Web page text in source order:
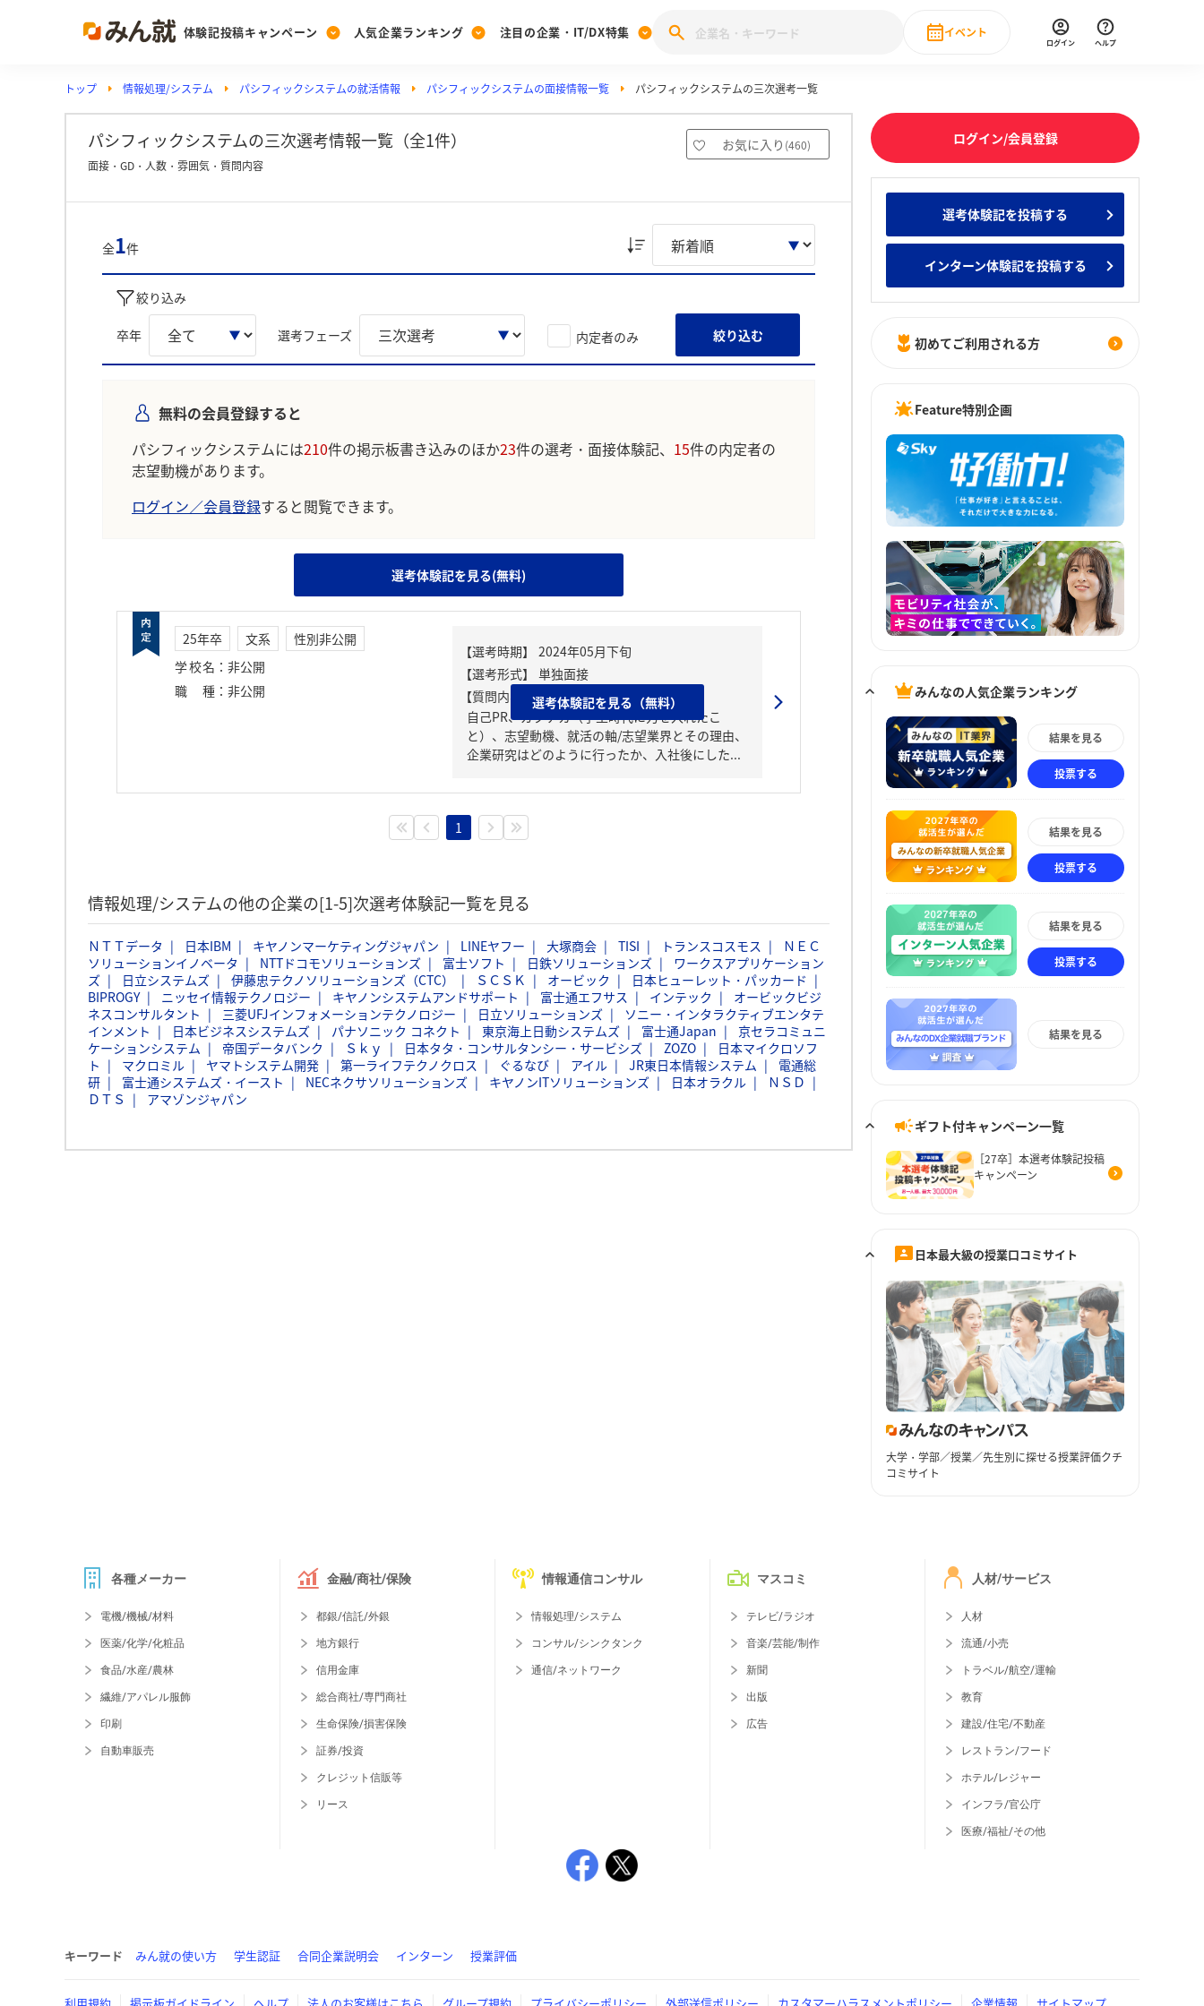
体験記投稿キャンペーン
Post
投稿する
[27卒] 本選考体験記投稿キャンペーン
人気企業ランキング
Ranking
ランキングを見る
Vote みんなの新卒就職人気企業ランキング みんなのインターン人気企業ランキ
注目の企業・IT/DX特集
PickUp
注目の企業特集
28卒 IT・DX現場社員インタビュー
イベント
直近のイベント一覧
ログイン ヘルプ
トップ 情報処理/システム パシフィックシステムの就活情報 パシフィックシステムの面接情報一覧 パシフィックシステムの三次選考一覧
パシフィックシステムの三次選考情報一覧（全1件） お気に入り (460)
面接・GD・人数・雰囲気・質問内容
全1件
絞り込み
卒年 選考フェーズ 内定者のみ 絞り込む
無料の会員登録すると
パシフィックシステムには210件の掲示板書き込みのほか23件の選考・面接体験記、 15件の内定者の
志望動機があります。
ログイン／会員登録すると閲覧できます。
選考体験記を見る(無料)
25年卒 文系
性別非公開
学校名 ： 非公開
職種 ： 非公開
【質問内容・課題】
自己PR、ガクチカ（学生時代に力を入れたこ
と）、志望動機、就活の軸/志望業界とその理由、
企業研究はどのように行ったか、入社後にした...
選考体験記を見る（無料）
1
情報処理/システムの他の企業の[1-5]次選考体験記一覧を見る
ＮＴＴデータ 日本IBM キヤノンマーケティングジャパン LINEヤフー 大塚商会 TISI トランスコスモス
ＮＥＣ
ソリューションイノベータ
NTTドコモソリューションズ 富士ソフト 日鉄ソリューションズ
ワークスアプリケーション
ズ
日立システムズ 伊藤忠テクノソリューションズ（CTC） ＳＣＳＫ オービック
日本ヒューレット・パッカード
BIPROGY
ニッセイ情報テクノロジー キヤノンシステムアンドサポート 富士通エフサス インテック
オービックビジ
ネスコンサルタント
三菱UFJインフォメーションテクノロジー 日立ソリューションズ
ソニー・インタラクティブエンタテ
インメント
日本ビジネスシステムズ パナソニック コネクト 東京海上日動システムズ 富士通Japan
京セラコミュニ
ケーションシステム
帝国データバンク Ｓｋｙ 日本タタ・コンサルタンシー・サービシズ ZOZO
日本マイクロソフ
ト
マクロミル ヤマトシステム開発 第一ライフテクノクロス ぐるなび アイル JR東日本情報システム
電通総
研
富士通システムズ・イースト NECネクサソリューションズ キヤノンITソリューションズ 日本オラクル
ＮＳＤ
ＤＴＳ
アマゾンジャパン
ログイン/会員登録
選考体験記を投稿する
インターン体験記を投稿する
初めてご利用される方
Feature特別企画
みんなの人気企業ランキング
結果を見る
投票する
結果を見る
投票する
結果を見る
投票する
結果を見る
ギフト付キャンペーン一覧
［27卒］本選考体験記投稿
キャンペーン
日本最大級の授業口コミサイト
大学・学部／授業／先生別に探せる授業評価クチ
コミサイト
各種メーカー
電機/機械/材料
医薬/化学/化粧品
食品/水産/農林
繊維/アパレル服飾
印刷
自動車販売
金融/商社/保険
都銀/信託/外銀
地方銀行
信用金庫
総合商社/専門商社
生命保険/損害保険
証券/投資
クレジット信販等
リース
情報通信コンサル
情報処理/システム
コンサル/シンクタンク
通信/ネットワーク
マスコミ
テレビ/ラジオ
音楽/芸能/制作
新聞
出版
広告
人材/サービス
人材
流通/小売
トラベル/航空/運輸
教育
建設/住宅/不動産
レストラン/フード
ホテル/レジャー
インフラ/官公庁
医療/福祉/その他
キーワード みん就の使い方 学生認証 合同企業説明会 インターン 授業評価